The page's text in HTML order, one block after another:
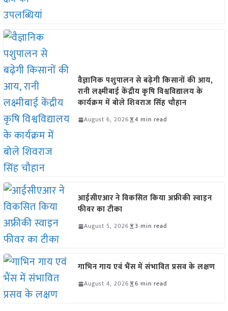
वैज्ञानिक पशुपालन से बढ़ेगी किसानों की आय,
रानी लक्ष्मीबाई केंद्रीय कृषि विश्वविद्यालय के
कार्यक्रम में बोले शिवराज सिंह चौहान
August 6, 2026 4 min read
आईसीएआर ने विकसित किया अफ्रीकी स्वाइन
फीवर का टीका
August 5, 2026 3 min read
गाभिन गाय एवं भैंस में संभावित प्रसव के लक्षण
August 4, 2026 6 min read